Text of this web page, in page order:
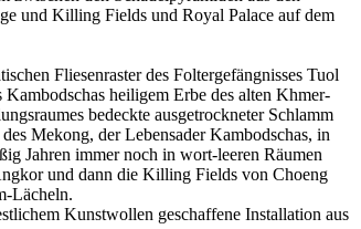
und Killing Fields und Royal Palace auf dem
Fliesenraster des Foltergefängnisses Tuol
heiligem Erbe des alten Khmer-
bedeckte ausgetrockneter Schlamm
Mekong, der Lebensader Kambodschas, in
Jahren immer noch in wort-leeren Räumen
und dann die Killing Fields von Choeng
Lächeln.
Kunstwollen geschaffene Installation aus